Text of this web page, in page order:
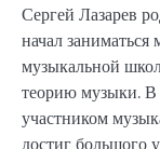
Сергей Лазарев
начал заниматься
музыкальной
теорию музыки. В
участником